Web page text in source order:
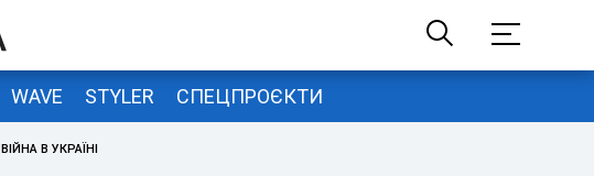
WAVE STYLER СПЕЦПРОЄКТИ
ВІЙНА В УКРАЇНІ